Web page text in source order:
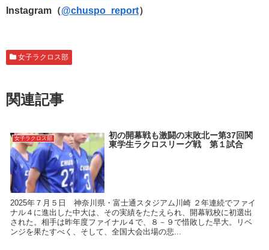
Instagram（@chuspo_report）
女子ラクロス部
関連記事
女子ラクロス部
初の開幕戦も激闘の末敗北ー第37回関
東学生ラクロスリーグ戦 第１試合
2025年７月５日 神奈川県・富士通スタジアム川崎 ２年連続でファイ
ナル４に進出した中大は、その実績をたたえられ、開幕戦校に初選出
された。相手は昨年度ファイナル４で、８－９で惜敗した早大。リベ
ンジを果たすべく、そして、全国大会出場の悲...